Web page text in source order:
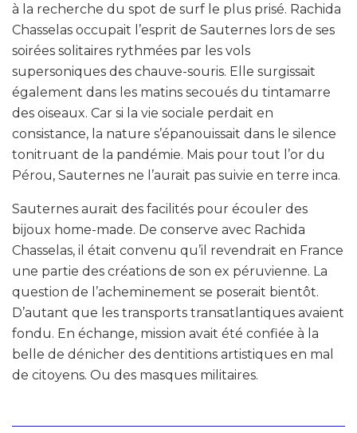
à la recherche du spot de surf le plus prisé. Rachida
Chasselas occupait l’esprit de Sauternes lors de ses
soirées solitaires rythmées par les vols
supersoniques des chauve-souris. Elle surgissait
également dans les matins secoués du tintamarre
des oiseaux. Car si la vie sociale perdait en
consistance, la nature s’épanouissait dans le silence
tonitruant de la pandémie. Mais pour tout l’or du
Pérou, Sauternes ne l’aurait pas suivie en terre inca.
Sauternes aurait des facilités pour écouler des
bijoux home-made. De conserve avec Rachida
Chasselas, il était convenu qu’il revendrait en France
une partie des créations de son ex péruvienne. La
question de l’acheminement se poserait bientôt.
D’autant que les transports transatlantiques avaient
fondu. En échange, mission avait été confiée à la
belle de dénicher des dentitions artistiques en mal
de citoyens. Ou des masques militaires.